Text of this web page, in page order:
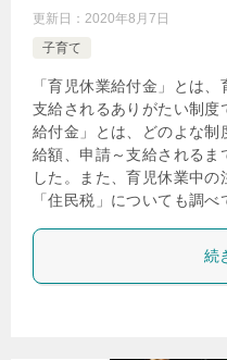
更新日： 2020年8月7日
子育て
「育児休業給付金」とは
支給されるありがたい制
給付金」とは、どのよな制
給額、申請～支給されるま
した。また、育児休業中
「住民税」についても調べ
続